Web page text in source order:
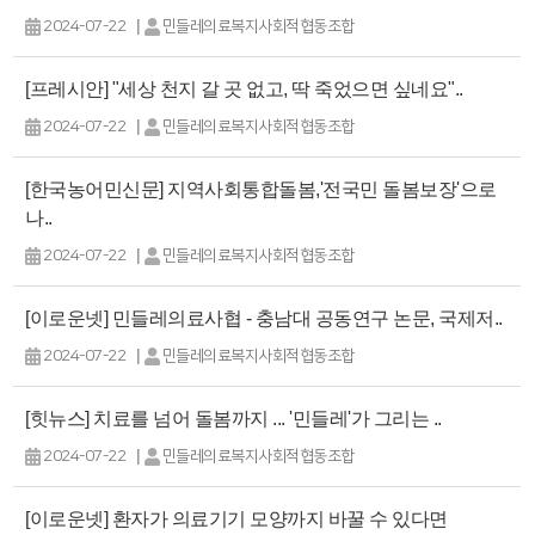
2024-07-22 | 민들레의료복지사회적협동조합
[프레시안] "세상 천지 갈 곳 없고, 딱 죽었으면 싶네요"..
2024-07-22 | 민들레의료복지사회적협동조합
[한국농어민신문] 지역사회통합돌봄,'전국민 돌봄보장'으로
나..
2024-07-22 | 민들레의료복지사회적협동조합
[이로운넷] 민들레의료사협 - 충남대 공동연구 논문, 국제저..
2024-07-22 | 민들레의료복지사회적협동조합
[힛뉴스] 치료를 넘어 돌봄까지 ... '민들레'가 그리는 ..
2024-07-22 | 민들레의료복지사회적협동조합
[이로운넷] 환자가 의료기기 모양까지 바꿀 수 있다면